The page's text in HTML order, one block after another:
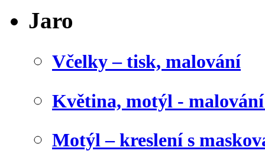
Jaro
Včelky – tisk, malování
Květina, motýl -
Motýl – kreslení s